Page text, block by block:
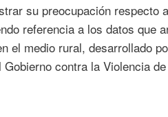
su preocupación respecto
referencia a los datos que
el medio rural, desarrollado
contra la Violencia